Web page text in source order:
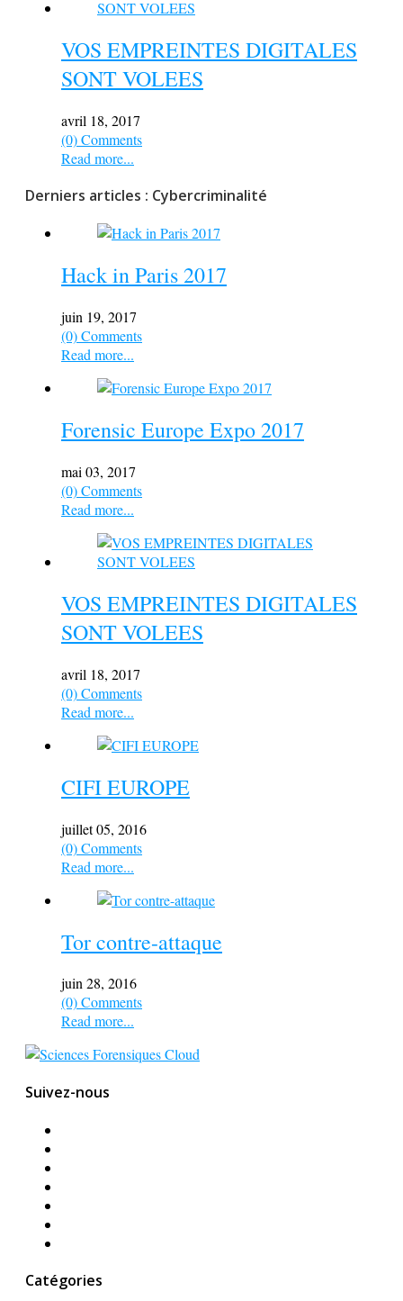
VOS EMPREINTES DIGITALES
SONT VOLEES
avril 18, 2017
(0) Comments
Read more...
Derniers articles : Cybercriminalité
Hack in Paris 2017
juin 19, 2017
(0) Comments
Read more...
Forensic Europe Expo 2017
mai 03, 2017
(0) Comments
Read more...
VOS EMPREINTES DIGITALES
SONT VOLEES
avril 18, 2017
(0) Comments
Read more...
CIFI EUROPE
juillet 05, 2016
(0) Comments
Read more...
Tor contre-attaque
juin 28, 2016
(0) Comments
Read more...
Suivez-nous
Catégories